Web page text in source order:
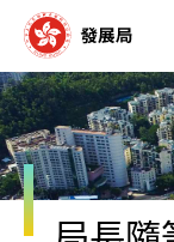
容
開
始